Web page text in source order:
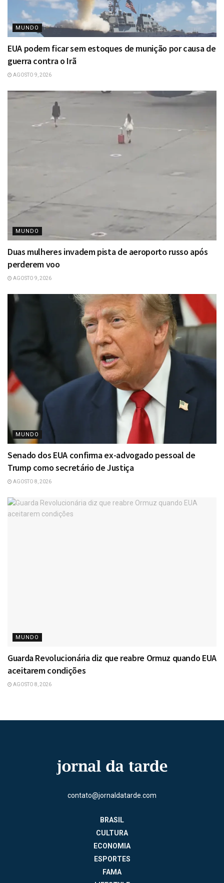
MUNDO
EUA podem ficar sem estoques de munição por causa de
guerra contra o Irã
AGOSTO 9, 2026
MUNDO
Duas mulheres invadem pista de aeroporto russo após
perderem voo
AGOSTO 9, 2026
MUNDO
Senado dos EUA confirma ex-advogado pessoal de
Trump como secretário de Justiça
AGOSTO 8, 2026
MUNDO
Guarda Revolucionária diz que reabre Ormuz quando EUA
aceitarem condições
AGOSTO 8, 2026
contato@jornaldatarde.com
BRASIL
CULTURA
ECONOMIA
ESPORTES
FAMA